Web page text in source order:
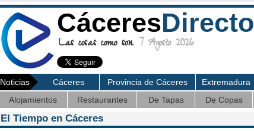
CáceresDirecto
Las cosas como son. 7 Agosto 2026
Noticias Cáceres Provincia de Cáceres Extremadura
Alojamientos
Restaurantes De Tapas De Copas
El Tiempo en Cáceres